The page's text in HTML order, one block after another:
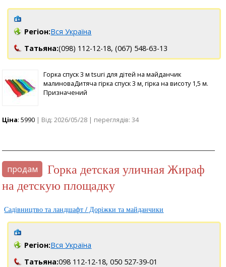
Регіон:Вся Україна
Татьяна:(098) 112-12-18, (067) 548-63-13
Горка спуск 3 м tsuri для дітей на майданчик
малиноваДитяча гірка спуск 3 м, гірка на висоту 1,5 м.
Призначений
Ціна: 5990 | Від: 2026/05/28 | переглядів: 34
продам
Горка детская уличная Жираф
на детскую площадку
Садівництво та ландшафт / Доріжки та майданчики
Регіон:Вся Україна
Татьяна:098 112-12-18, 050 527-39-01